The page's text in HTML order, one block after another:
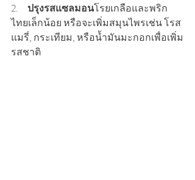
2. ปรุงรสแซลมอนโรยเกลือและพริก
ไทยเล็กน้อย หรือจะเพิ่มสมุนไพรเช่น โรส
แมรี่, กระเทียม, หรือน้ำมันมะกอกเพื่อเพิ่ม
รสชาติ